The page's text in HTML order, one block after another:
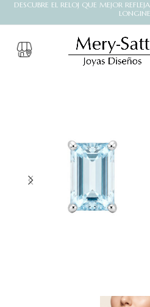
DESCUBRE EL RELOJ QUE MEJOR